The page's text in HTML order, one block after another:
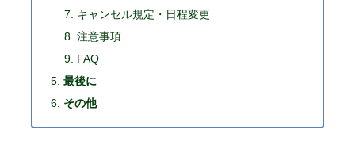
キャンセル規定・日程変更
注意事項
FAQ
最後に
その他